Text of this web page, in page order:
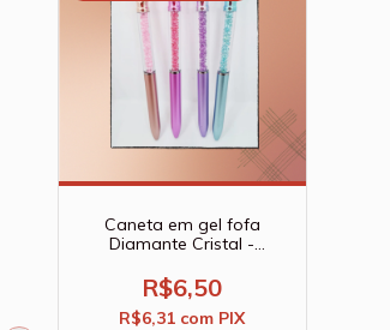
Caneta em gel fofa
Diamante Cristal -
R$6,50
R$6,31 com PIX